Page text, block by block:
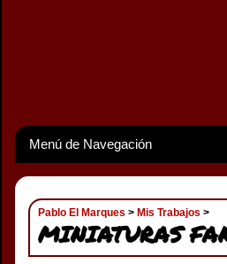
Menú de Navegación
Pablo El Marques > Mis Trabajos >
MINIATURAS